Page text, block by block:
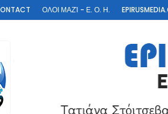
ΟΛΟΙ ΜΑΖΊ - Ε. Ο. Η.